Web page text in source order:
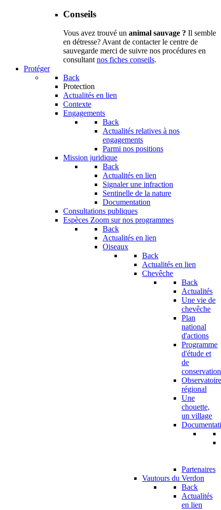
Conseils
Vous avez trouvé un animal sauvage ? Il semble
en détresse? Avant de contacter le centre de
sauvegarde merci de suivre nos procédures en
consultantnos fiches conseils.
Protéger
Back
Protection
Actualités en lien
Contexte
Engagements
Back
Actualités relatives à nos
engagements
Parmi nos positions
Mission juridique
Back
Actualités en lien
Signaler une infraction
Sentinelle de la nature
Documentation
Consultations publiques
Espèces Zoom sur nos programmes
Back
Actualités en lien
Oiseaux
Back
Actualités en lien
Chevêche
Back
Actualités
Une vie de
chevêche
Plan
national
d'actions
Programme
d'étude et
de
conservation
Observatoire
régional
Une
chouette,
un village
Partenaires
Vautours du Verdon
Back
Actualités
en lien